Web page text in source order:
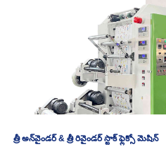
త్రీ అన్‌వైండర్ & త్రీ రివైండర్ స్టాక్ ఫ్లెక్సో మెషిన్